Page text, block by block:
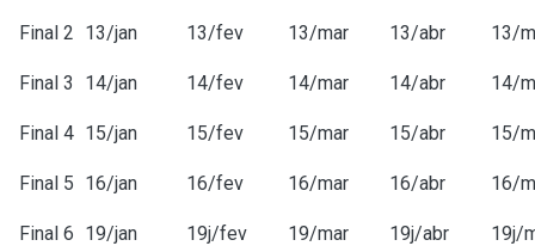
Final 2 13/jan 13/fev 13/mar 13/abr 13/
Final 3 14/jan 14/fev 14/mar 14/abr 14/
Final 4 15/jan 15/fev 15/mar 15/abr 15/
Final 5 16/jan 16/fev 16/mar 16/abr 16/
Final 6 19/jan 19j/fev 19/mar 19j/abr 19j/